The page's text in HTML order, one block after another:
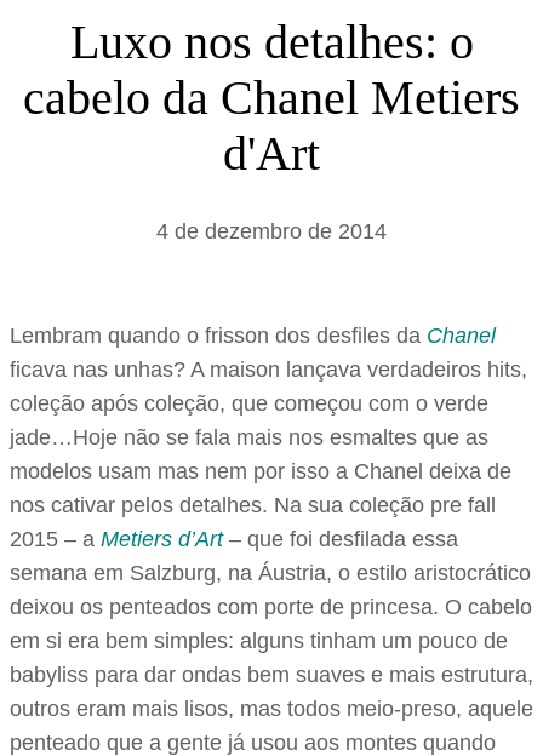
a
r
Luxo nos detalhes: o
cabelo da Chanel Metiers
d'Art
4 de dezembro de 2014
Lembram quando o frisson dos desfiles da Chanel
ficava nas unhas? A maison lançava verdadeiros hits,
coleção após coleção, que começou com o verde
jade…Hoje não se fala mais nos esmaltes que as
modelos usam mas nem por isso a Chanel deixa de
nos cativar pelos detalhes. Na sua coleção pre fall
2015 – a Metiers d’Art– que foi desfilada essa
semana em Salzburg, na Áustria, o estilo aristocrático
deixou os penteados com porte de princesa. O cabelo
em si era bem simples: alguns tinham um pouco de
babyliss para dar ondas bem suaves e mais estrutura,
outros eram mais lisos, mas todos meio-preso, aquele
penteado que a gente já usou aos montes quando